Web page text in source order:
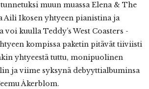
muun muassa Elena & The
Aili Ikosen yhtyeen pianistina ja
voi kuulla Teddy’s West Coasters -
kompissa paketin pitävät tiiviisti
yhtyeestä tuttu, monipuolinen
ja viime syksynä debyyttialbuminsa
Åkerblom.